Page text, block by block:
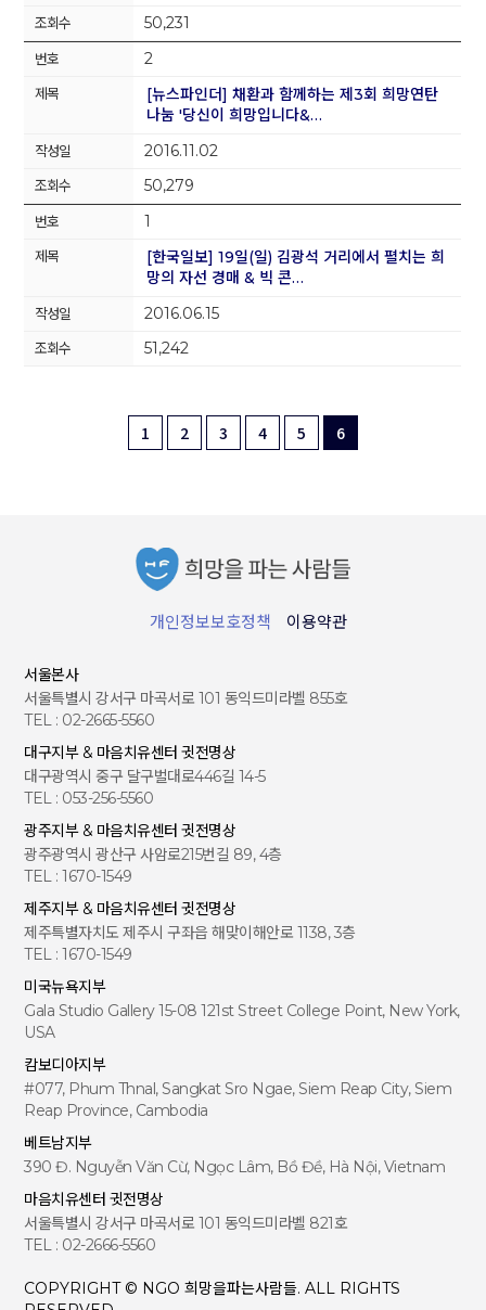
50,231
2
[뉴스파인더] 채환과 함께하는 제3회 희망연탄
나눔 '당신이 희망입니다&…
2016.11.02
50,279
1
[한국일보] 19일(일) 김광석 거리에서 펼치는 희
망의 자선 경매 & 빅 콘…
2016.06.15
51,242
1 2 3 4 5 6
개인정보보호정책 이용약관
서울본사
서울특별시 강서구 마곡서로 101 동익드미라벨 855호
TEL : 02-2665-5560
대구지부 & 마음치유센터 귓전명상
대구광역시 중구 달구벌대로446길 14-5
TEL : 053-256-5560
광주지부 & 마음치유센터 귓전명상
광주광역시 광산구 사암로215번길 89, 4층
TEL : 1670-1549
제주지부 & 마음치유센터 귓전명상
제주특별자치도 제주시 구좌읍 해맞이해안로 1138, 3층
TEL : 1670-1549
미국뉴욕지부
Gala Studio Gallery 15-08 121st Street College Point, New York,
USA
캄보디아지부
#077, Phum Thnal, Sangkat Sro Ngae, Siem Reap City, Siem
Reap Province, Cambodia
베트남지부
390 Đ. Nguyễn Văn Cừ, Ngọc Lâm, Bồ Đề, Hà Nội, Vietnam
마음치유센터 귓전명상
서울특별시 강서구 마곡서로 101 동익드미라벨 821호
TEL : 02-2666-5560
COPYRIGHT © NGO 희망을파는사람들. ALL RIGHTS